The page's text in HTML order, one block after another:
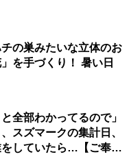
チの巣みたいな立体のお
を手づくり！ 暑い日
全部わかってるので」
スズマークの集計日、
していたら…【ご奉仕